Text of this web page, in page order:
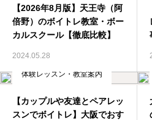
【2026年8月版】天王寺（阿
倍野）のボイトレ教室・ボー
カルスクール【徹底比較】
2024.05.28
体験レッスン・教室案内
【カップルや友達とペアレッ
スンでボイトレ】大阪でおす